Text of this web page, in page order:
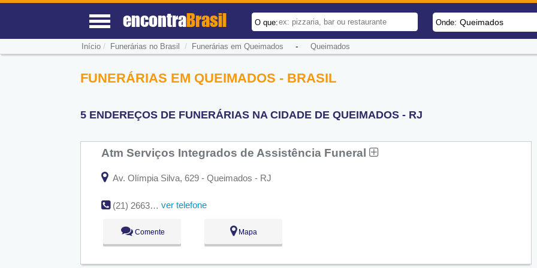
encontraBrasil O que: Onde: Queimados
Início/ Funerárias no Brasil / Funerárias em Queimados - Queimados
FUNERÁRIAS EM QUEIMADOS - BRASIL
5 ENDEREÇOS DE FUNERÁRIAS NA CIDADE DE QUEIMADOS - RJ
Atm Serviços Integrados de Assistência Funeral
Av. Olímpia Silva, 629 - Queimados - RJ
(21) 2663-0984 ver telefone
Comente Mapa